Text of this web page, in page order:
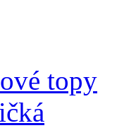
topy